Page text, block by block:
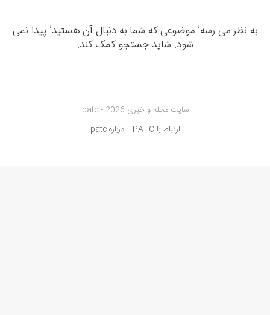
به نظر می رسه’ موضوعی که شما به دنبال آن هستید’ پیدا نمی
شود. شاید جستجو کمک کند.
سایت مجله و خبری patc - 2026
ارتباط با PATC
درباره patc